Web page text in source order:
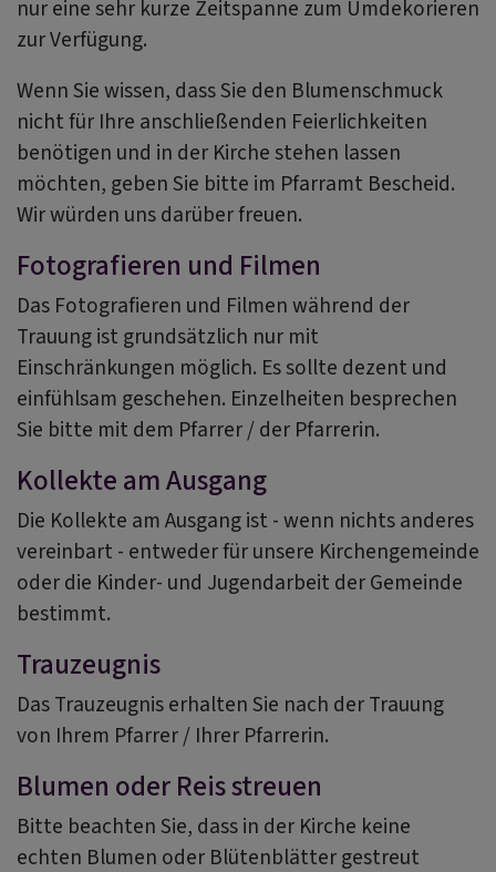
nur eine sehr kurze Zeitspanne zum Umdekorieren
zur Verfügung.
Wenn Sie wissen, dass Sie den Blumenschmuck
nicht für Ihre anschließenden Feierlichkeiten
benötigen und in der Kirche stehen lassen
möchten, geben Sie bitte im Pfarramt Bescheid.
Wir würden uns darüber freuen.
Fotografieren und Filmen
Das Fotografieren und Filmen während der
Trauung ist grundsätzlich nur mit
Einschränkungen möglich. Es sollte dezent und
einfühlsam geschehen. Einzelheiten besprechen
Sie bitte mit dem Pfarrer / der Pfarrerin.
Kollekte am Ausgang
Die Kollekte am Ausgang ist - wenn nichts anderes
vereinbart - entweder für unsere Kirchengemeinde
oder die Kinder- und Jugendarbeit der Gemeinde
bestimmt.
Trauzeugnis
Das Trauzeugnis erhalten Sie nach der Trauung
von Ihrem Pfarrer / Ihrer Pfarrerin.
Blumen oder Reis streuen
Bitte beachten Sie, dass in der Kirche keine
echten Blumen oder Blütenblätter gestreut